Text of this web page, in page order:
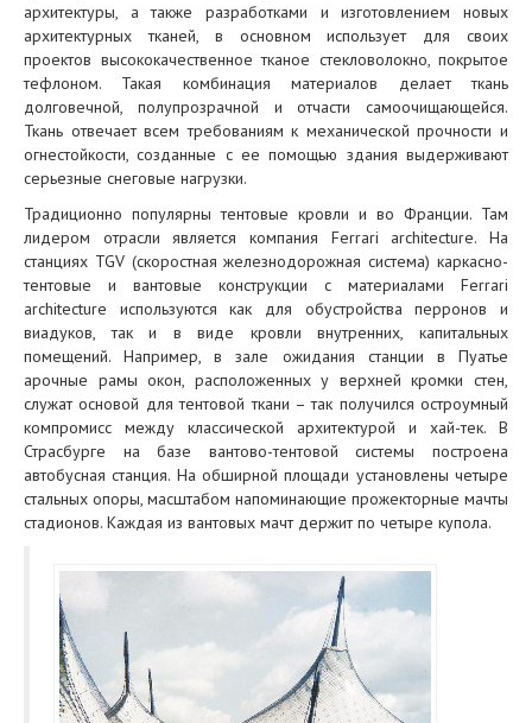
архитектуры, а также разработками и изготовлением новых
архитектурных тканей, в основном использует для своих
проектов высококачественное тканое стекловолокно, покрытое
тефлоном. Такая комбинация материалов делает ткань
долговечной, полупрозрачной и отчасти самоочищающейся.
Ткань отвечает всем требованиям к механической прочности и
огнестойкости, созданные с ее помощью здания выдерживают
серьезные снеговые нагрузки.
Традиционно популярны тентовые кровли и во Франции. Там
лидером отрасли является компания Ferrari architecture. На
станциях TGV (скоростная железнодорожная система) каркасно-
тентовые и вантовые конструкции с материалами Ferrari
architecture используются как для обустройства перронов и
виадуков, так и в виде кровли внутренних, капитальных
помещений. Например, в зале ожидания станции в Пуатье
арочные рамы окон, расположенных у верхней кромки стен,
служат основой для тентовой ткани – так получился остроумный
компромисс между классической архитектурой и хай-тек. В
Страсбурге на базе вантово-тентовой системы построена
автобусная станция. На обширной площади установлены четыре
стальных опоры, масштабом напоминающие прожекторные мачты
стадионов. Каждая из вантовых мачт держит по четыре купола.